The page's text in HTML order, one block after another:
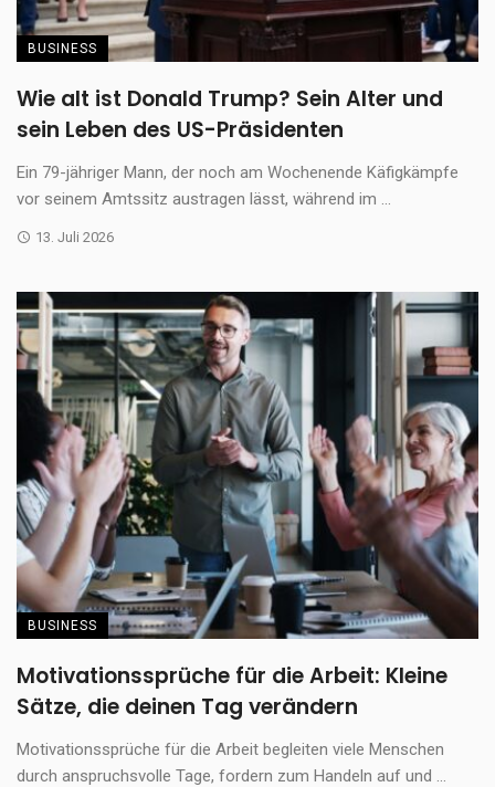
BUSINESS
Wie alt ist Donald Trump? Sein Alter und
sein Leben des US-Präsidenten
Ein 79-jähriger Mann, der noch am Wochenende Käfigkämpfe
vor seinem Amtssitz austragen lässt, während im ...
13. Juli 2026
BUSINESS
Motivationssprüche für die Arbeit: Kleine
Sätze, die deinen Tag verändern
Motivationssprüche für die Arbeit begleiten viele Menschen
durch anspruchsvolle Tage, fordern zum Handeln auf und ...